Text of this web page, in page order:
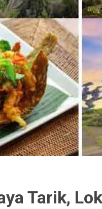
Tarik,